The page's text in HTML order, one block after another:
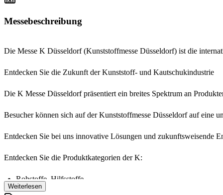
Messebeschreibung
Die Messe K Düsseldorf (Kunststoffmesse Düsseldorf) ist die
Entdecken Sie die Zukunft der Kunststoff- und Kautschukindustrie
Die K Messe Düsseldorf präsentiert ein breites Spektrum an
Besucher können sich auf der Kunststoffmesse Düsseldorf auf eine
Entdecken Sie bei uns innovative Lösungen und zukunftsweisende
Entdecken Sie die Produktkategorien der K:
Rohstoffe, Hilfsstoffe
Weiterlesen